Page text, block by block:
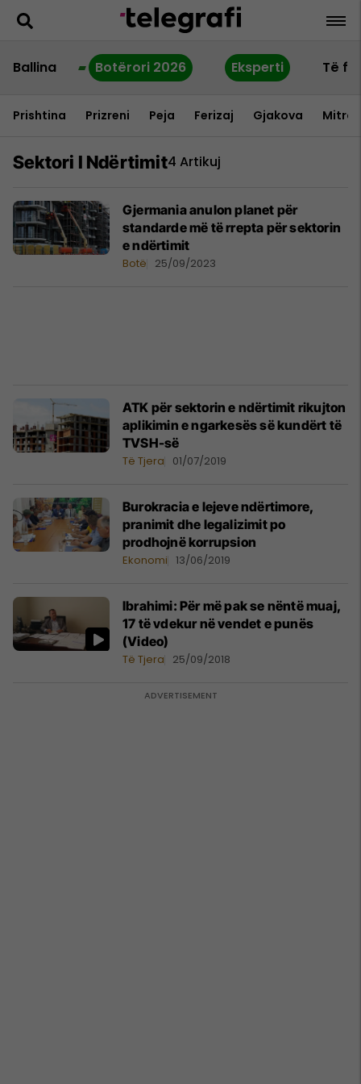
Ballina Botërori 2026 Eksperti Të
Prishtina Prizreni Peja Ferizaj Gjakova
Sektori I Ndërtimit4 Artikuj
Gjermania anulon planet për
standarde më të rrepta për sektorin
e ndërtimit
Botë 25/09/2023
ATK për sektorin e ndërtimit rikujton
aplikimin e ngarkesës së kundërt të
TVSH-së
Të Tjera 01/07/2019
Burokracia e lejeve ndërtimore,
pranimit dhe legalizimit po
prodhojnë korrupsion
Ekonomi 13/06/2019
Ibrahimi: Për më pak se nëntë muaj,
17 të vdekur në vendet e punës
(Video)
Të Tjera 25/09/2018